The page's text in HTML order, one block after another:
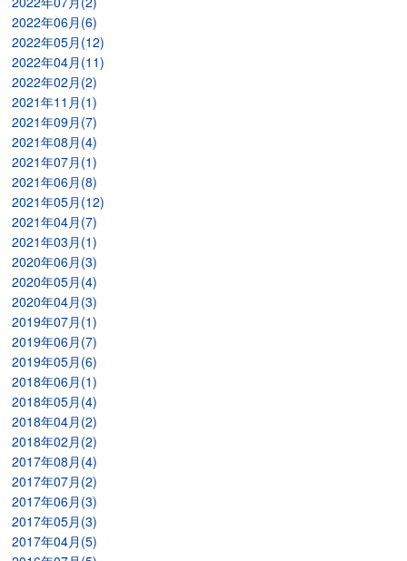
2022年06月(6)
2022年05月(12)
2022年04月(11)
2022年02月(2)
2021年11月(1)
2021年09月(7)
2021年08月(4)
2021年07月(1)
2021年06月(8)
2021年05月(12)
2021年04月(7)
2021年03月(1)
2020年06月(3)
2020年05月(4)
2020年04月(3)
2019年07月(1)
2019年06月(7)
2019年05月(6)
2018年06月(1)
2018年05月(4)
2018年04月(2)
2018年02月(2)
2017年08月(4)
2017年07月(2)
2017年06月(3)
2017年05月(3)
2017年04月(5)